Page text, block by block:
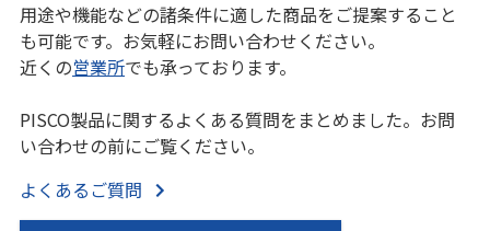
用途や機能などの諸条件に適した商品をご提案すること
も可能です。お気軽にお問い合わせください。
近くの営業所でも承っております。
PISCO製品に関するよくある質問をまとめました。お問
い合わせの前にご覧ください。
よくあるご質問